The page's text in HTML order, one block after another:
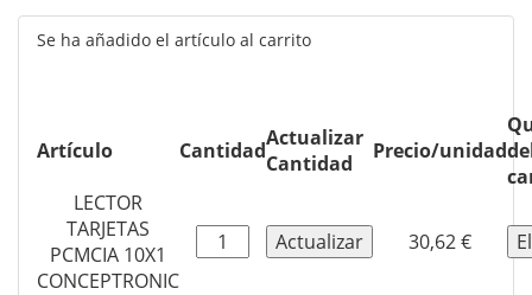
Se ha añadido el artículo al carrito
Artículo CantidadActualizar
Cantidad
Precio/unidad
LECTOR
TARJETAS
PCMCIA 10X1
CONCEPTRONIC
30,62 €